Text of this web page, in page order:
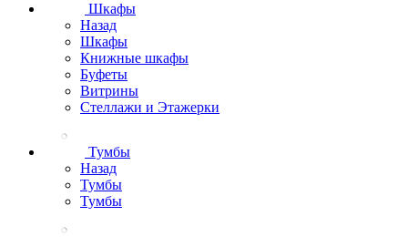
Шкафы
Назад
Шкафы
Книжные шкафы
Буфеты
Витрины
Стеллажи и Этажерки
Тумбы
Назад
Тумбы
Тумбы